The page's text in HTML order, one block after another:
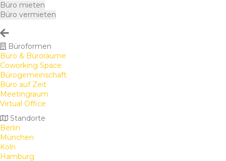
Büro mieten
Büro vermieten
Büroformen
Büro & Büroräume
Coworking Space
Bürogemeinschaft
Büro auf Zeit
Meetingraum
Virtual Office
Standorte
Berlin
München
Köln
Hamburg